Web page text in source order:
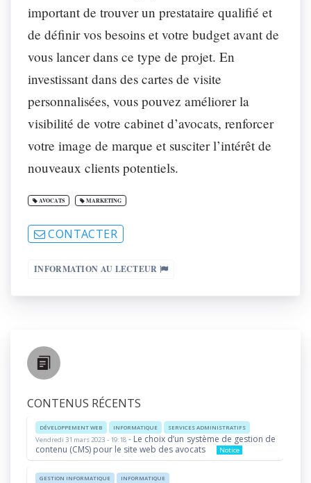
important de trouver un prestataire qualifié et
de définir vos besoins et votre budget avant de
vous lancer dans ce type de projet. En
investissant dans des cartes de visite
personnalisées, vous pouvez améliorer la
visibilité de votre cabinet d’avocats, renforcer
votre image de marque et susciter l’intérêt de
nouveaux clients potentiels.
AVOCATS MARKETING
CONTACTER
INFORMATION AU LECTEUR
CONTENUS RÉCENTS
DÉVELOPPEMENT WEB INFORMATIQUE SERVICES ADMINISTRATIFS
Vendredi 31 mars 2023 - 19:18- Le choix d’un système de gestion de
contenu (CMS) pour le site web des avocats
Notice
GESTION INFORMATIQUE INFORMATIQUE